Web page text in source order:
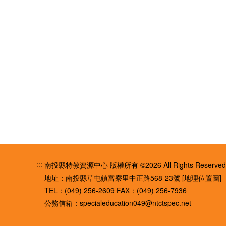
::: 南投縣特教資源中心 版權所有 ©2026 All Rights
地址：南投縣草屯鎮富寮里中正路568-23號 [地理位置圖]
TEL：(049) 256-2609 FAX：(049) 256-7936
公務信箱： specialeducation049@ntctspec.net